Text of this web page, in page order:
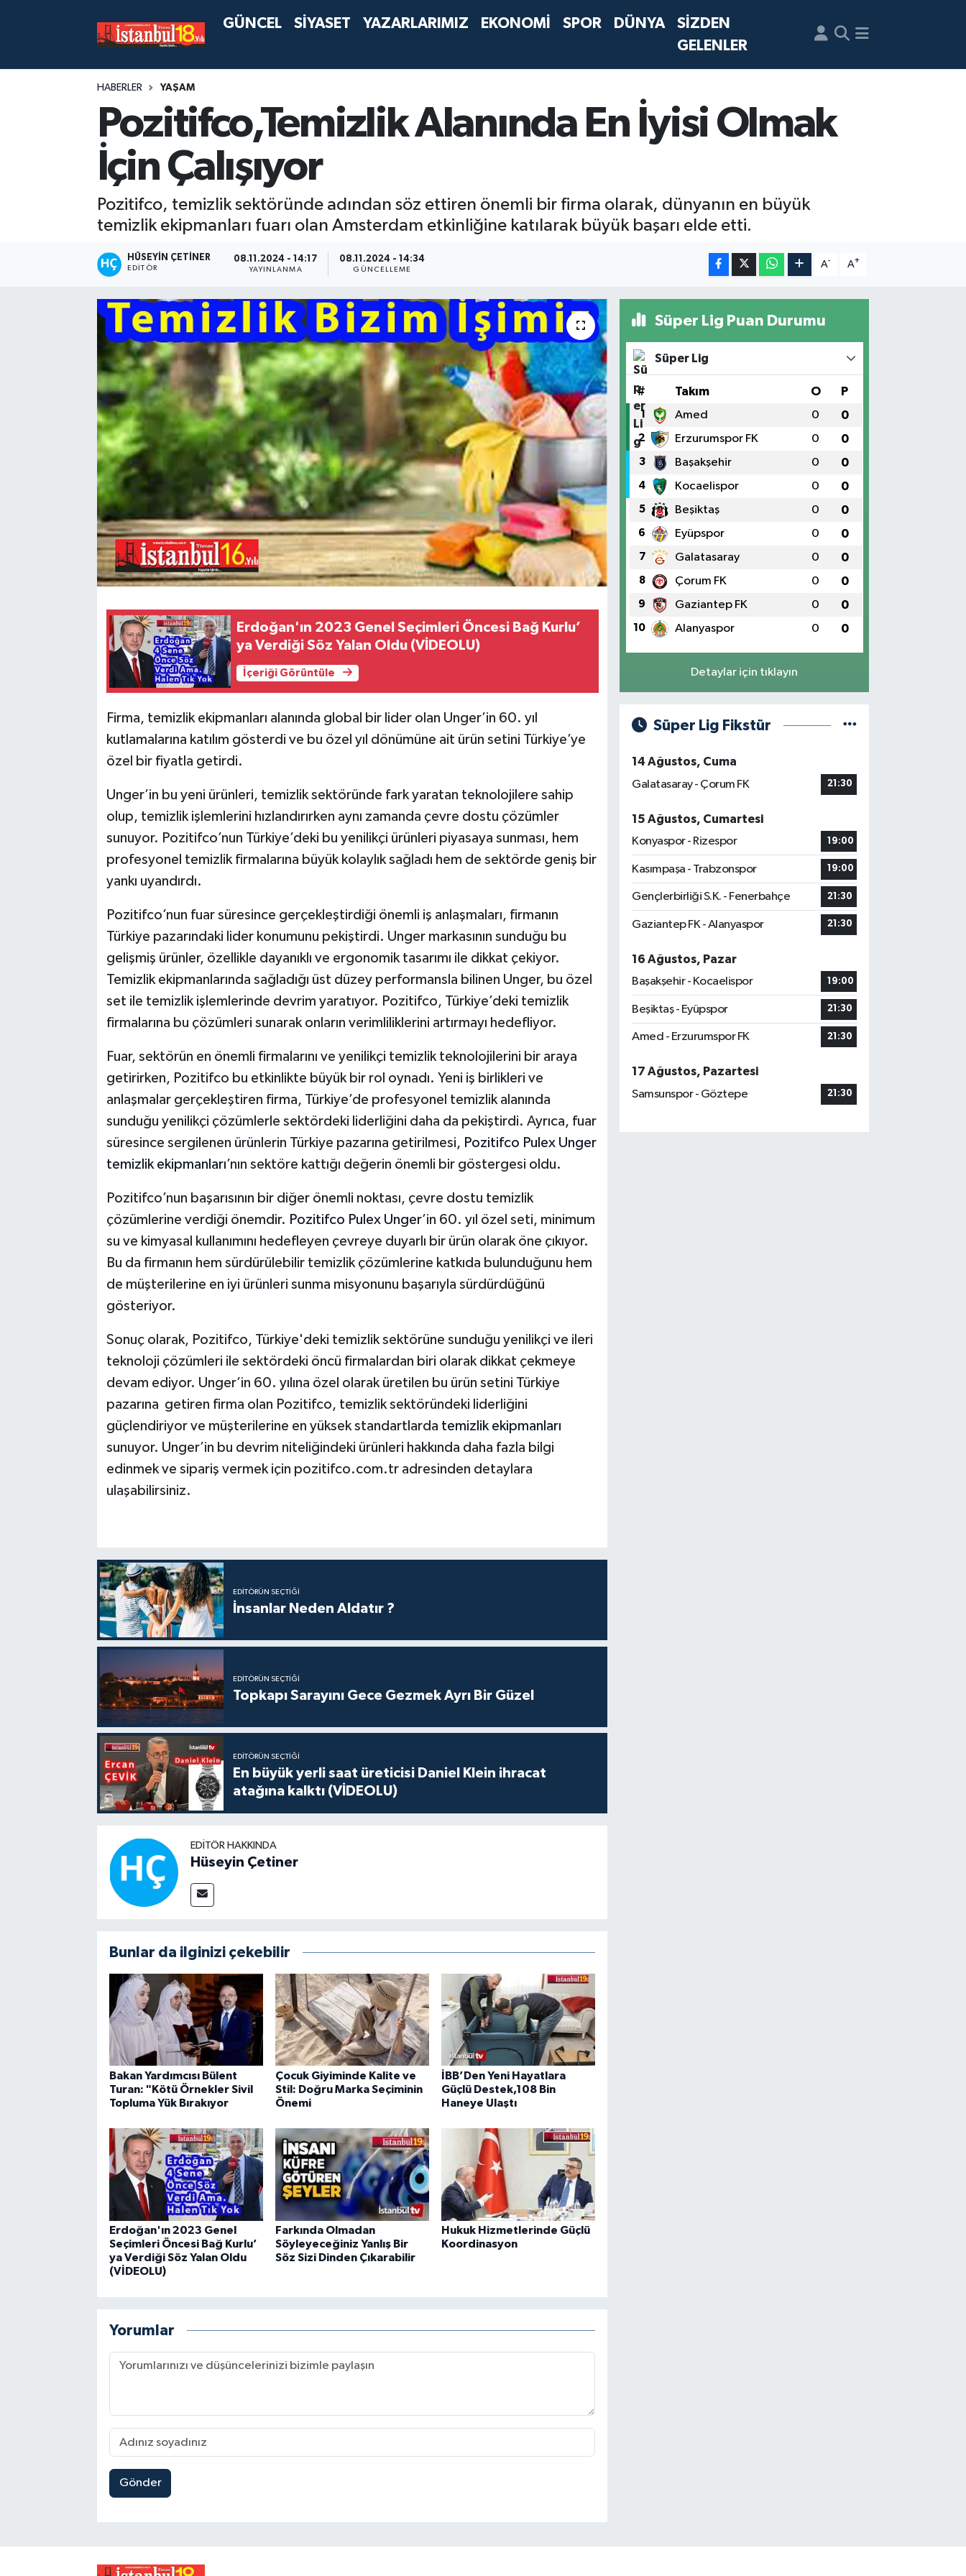
GÜNCEL SİYASET YAZARLARIMIZ EKONOMİ SPOR DÜNYA
SİZDEN
GELENLER
HABERLER YAŞAM
Pozitifco,Temizlik Alanında En İyisi Olmak
İçin Çalışıyor
Pozitifco, temizlik sektöründe adından söz ettiren önemli bir firma olarak, dünyanın en büyük
temizlik ekipmanları fuarı olan Amsterdam etkinliğine katılarak büyük başarı elde etti.
HÜSEYIN ÇETINER
EDITÖR
08.11.2024 - 14:17
YAYINLANMA
08.11.2024 - 14:34
GÜNCELLEME
A- A+
Erdoğan'ın 2023 Genel Seçimleri Öncesi Bağ Kurlu’
ya Verdiği Söz Yalan Oldu (VİDEOLU)
İçeriği Görüntüle
Firma, temizlik ekipmanları alanında global bir lider olan Unger’in 60. yıl
kutlamalarına katılım gösterdi ve bu özel yıl dönümüne ait ürün setini Türkiye’ye
özel bir fiyatla getirdi.
Unger’in bu yeni ürünleri, temizlik sektöründe fark yaratan teknolojilere sahip
olup, temizlik işlemlerini hızlandırırken aynı zamanda çevre dostu çözümler
sunuyor. Pozitifco’nun Türkiye’deki bu yenilikçi ürünleri piyasaya sunması, hem
profesyonel temizlik firmalarına büyük kolaylık sağladı hem de sektörde geniş bir
yankı uyandırdı.
Pozitifco’nun fuar süresince gerçekleştirdiği önemli iş anlaşmaları, firmanın
Türkiye pazarındaki lider konumunu pekiştirdi. Unger markasının sunduğu bu
gelişmiş ürünler, özellikle dayanıklı ve ergonomik tasarımı ile dikkat çekiyor.
Temizlik ekipmanlarında sağladığı üst düzey performansla bilinen Unger, bu özel
set ile temizlik işlemlerinde devrim yaratıyor. Pozitifco, Türkiye’deki temizlik
firmalarına bu çözümleri sunarak onların verimliliklerini artırmayı hedefliyor.
Fuar, sektörün en önemli firmalarını ve yenilikçi temizlik teknolojilerini bir araya
getirirken, Pozitifco bu etkinlikte büyük bir rol oynadı. Yeni iş birlikleri ve
anlaşmalar gerçekleştiren firma, Türkiye’de profesyonel temizlik alanında
sunduğu yenilikçi çözümlerle sektördeki liderliğini daha da pekiştirdi. Ayrıca, fuar
süresince sergilenen ürünlerin Türkiye pazarına getirilmesi, Pozitifco Pulex Unger
temizlik ekipmanları’nın sektöre kattığı değerin önemli bir göstergesi oldu.
Pozitifco’nun başarısının bir diğer önemli noktası, çevre dostu temizlik
çözümlerine verdiği önemdir. Pozitifco Pulex Unger’in 60. yıl özel seti, minimum
su ve kimyasal kullanımını hedefleyen çevreye duyarlı bir ürün olarak öne çıkıyor.
Bu da firmanın hem sürdürülebilir temizlik çözümlerine katkıda bulunduğunu hem
de müşterilerine en iyi ürünleri sunma misyonunu başarıyla sürdürdüğünü
gösteriyor.
Sonuç olarak, Pozitifco, Türkiye'deki temizlik sektörüne sunduğu yenilikçi ve ileri
teknoloji çözümleri ile sektördeki öncü firmalardan biri olarak dikkat çekmeye
devam ediyor. Unger’in 60. yılına özel olarak üretilen bu ürün setini Türkiye
pazarına getiren firma olan Pozitifco, temizlik sektöründeki liderliğini
güçlendiriyor ve müşterilerine en yüksek standartlarda temizlik ekipmanları
sunuyor. Unger’in bu devrim niteliğindeki ürünleri hakkında daha fazla bilgi
edinmek ve sipariş vermek için pozitifco.com.tr adresinden detaylara
ulaşabilirsiniz.
EDITÖRÜN SEÇTIĞI
İnsanlar Neden Aldatır ?
EDITÖRÜN SEÇTIĞI
Topkapı Sarayını Gece Gezmek Ayrı Bir Güzel
EDITÖRÜN SEÇTIĞI
En büyük yerli saat üreticisi Daniel Klein ihracat
atağına kalktı (VİDEOLU)
EDITÖR HAKKINDA
Hüseyin Çetiner
Bunlar da ilginizi çekebilir
Bakan Yardımcısı Bülent
Turan: "Kötü Örnekler Sivil
Topluma Yük Bırakıyor
Çocuk Giyiminde Kalite ve
Stil: Doğru Marka Seçiminin
Önemi
İBB’Den Yeni Hayatlara
Güçlü Destek,108 Bin
Haneye Ulaştı
Erdoğan'ın 2023 Genel
Seçimleri Öncesi Bağ Kurlu’
ya Verdiği Söz Yalan Oldu
(VİDEOLU)
Farkında Olmadan
Söyleyeceğiniz Yanlış Bir
Söz Sizi Dinden Çıkarabilir
Hukuk Hizmetlerinde Güçlü
Koordinasyon
Yorumlar
Gönder
Süper Lig Puan Durumu
Süper Lig
# Takım O P
1 Amed 0 0
2 Erzurumspor FK 0 0
3 Başakşehir 0 0
4 Kocaelispor 0 0
5 Beşiktaş 0 0
6 Eyüpspor 0 0
7 Galatasaray 0 0
8 Çorum FK 0 0
9 Gaziantep FK 0 0
10 Alanyaspor 0 0
Detaylar için tıklayın
Süper Lig Fikstür
14 Ağustos, Cuma
Galatasaray - Çorum FK
21:30
15 Ağustos, Cumartesi
Konyaspor - Rizespor
19:00
Kasımpaşa - Trabzonspor 19:00
Gençlerbirliği S.K. - Fenerbahçe 21:30
Gaziantep FK - Alanyaspor 21:30
16 Ağustos, Pazar
Başakşehir - Kocaelispor
19:00
Beşiktaş - Eyüpspor 21:30
Amed - Erzurumspor FK 21:30
17 Ağustos, Pazartesi
Samsunspor - Göztepe
21:30